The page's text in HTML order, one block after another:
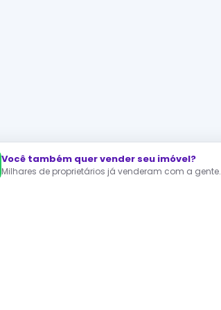
Você também quer vender seu imóvel?
Milhares de proprietários já venderam com a gente.